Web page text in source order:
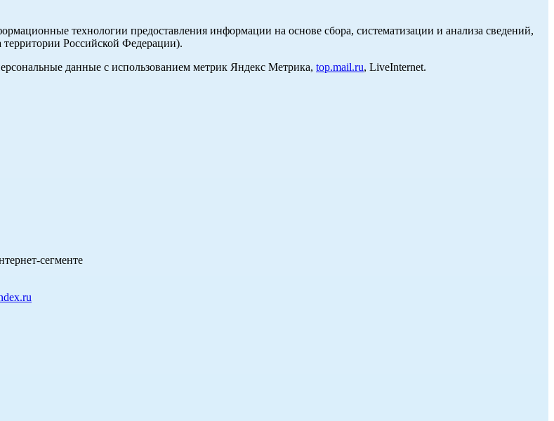
технологии предоставления информации на основе сбора, систематизации и анализа сведений,
Российской Федерации).
данные с использованием метрик Яндекс Метрика, top.mail.ru, LiveInternet.
сегменте